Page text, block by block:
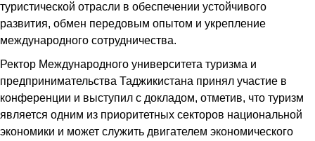
туристической отрасли в обеспечении устойчивого
развития, обмен передовым опытом и укрепление
международного сотрудничества.
Ректор Международного университета туризма и
предпринимательства Таджикистана принял участие в
конференции и выступил с докладом, отметив, что туризм
является одним из приоритетных секторов национальной
экономики и может служить двигателем экономического